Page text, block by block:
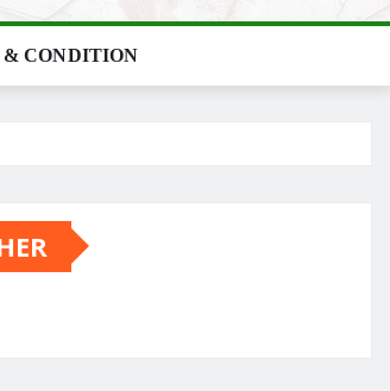
& CONDITION